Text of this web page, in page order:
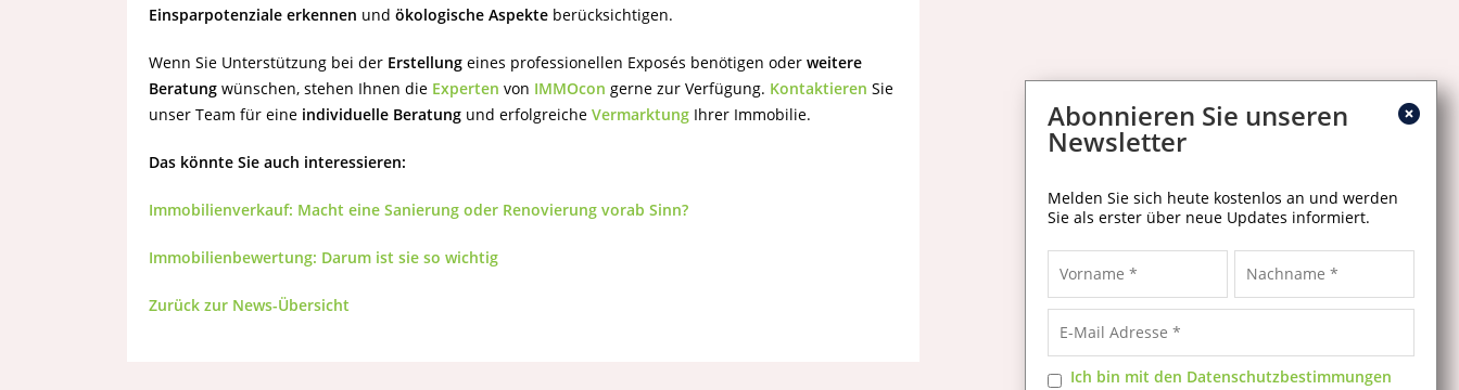
Einsparpotenziale erkennen und ökologische Aspekte berücksichtigen.
Wenn Sie Unterstützung bei der Erstellung eines professionellen Exposés benötigen oder weitere
Beratung wünschen, stehen Ihnen die Experten von IMMOcon gerne zur Verfügung. Kontaktieren Sie
unser Team für eine individuelle Beratung und erfolgreiche Vermarktung Ihrer Immobilie.
Das könnte Sie auch interessieren:
Immobilienverkauf: Macht eine Sanierung oder Renovierung vorab Sinn?
Immobilienbewertung: Darum ist sie so wichtig
Zurück zur News-Übersicht
Abonnieren Sie unseren
Newsletter
Melden Sie sich heute kostenlos an und werden
Sie als erster über neue Updates informiert.
Ich bin mit den Datenschutzbestimmungen